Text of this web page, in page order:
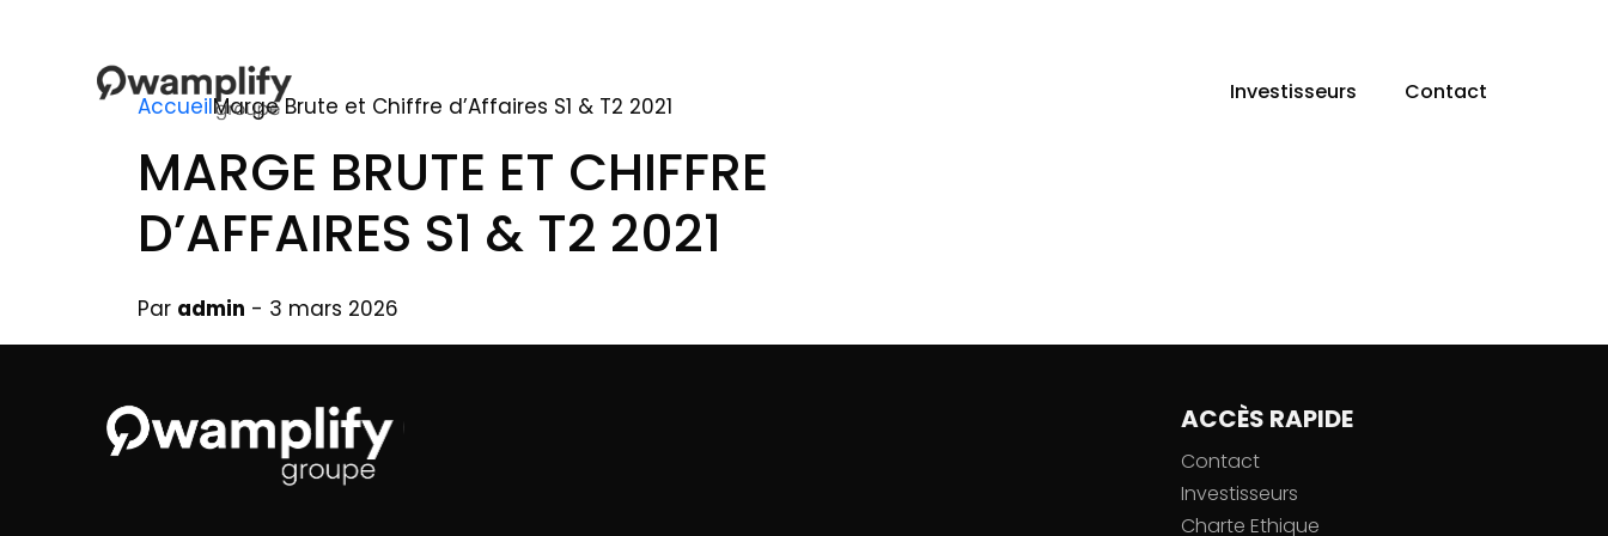
Investisseurs Contact
AccueilMarge Brute et Chiffre d’Affaires S1 & T2 2021
MARGE BRUTE ET CHIFFRE
D’AFFAIRES S1 & T2 2021
Par admin - 3 mars 2026
ACCÈS RAPIDE
Contact
Investisseurs
Charte Ethique